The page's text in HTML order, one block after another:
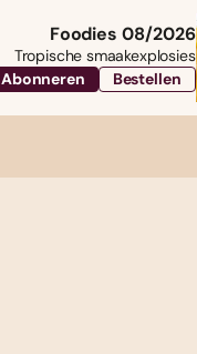
Foodies 08/2026
Tropische smaakexplosies
Abonneren
Bestellen